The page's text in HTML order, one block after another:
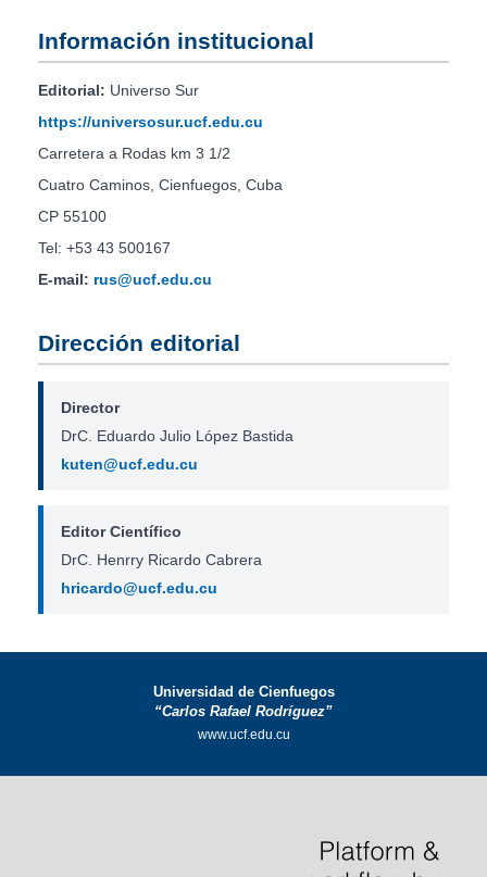
Información institucional
Editorial: Universo Sur
https://universosur.ucf.edu.cu
Carretera a Rodas km 3 1/2
Cuatro Caminos, Cienfuegos, Cuba
CP 55100
Tel: +53 43 500167
E-mail: rus@ucf.edu.cu
Dirección editorial
Director
DrC. Eduardo Julio López Bastida
kuten@ucf.edu.cu
Editor Científico
DrC. Henrry Ricardo Cabrera
hricardo@ucf.edu.cu
Universidad de Cienfuegos
“Carlos Rafael Rodríguez”
www.ucf.edu.cu